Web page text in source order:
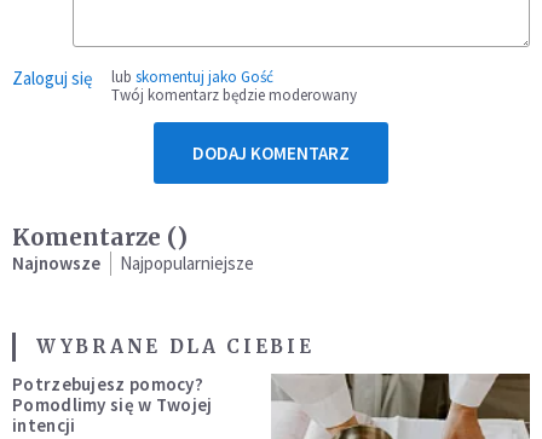
Zaloguj się lub skomentuj jako Gość
Twój komentarz będzie moderowany
DODAJ KOMENTARZ
Komentarze ()
Najnowsze Najpopularniejsze
WYBRANE DLA CIEBIE
Potrzebujesz pomocy?
Pomodlimy się w Twojej
intencji